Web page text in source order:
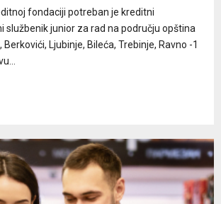
fondaciji potreban je kreditni
službenik junior za rad na području opština
Berkovići, Ljubinje, Bileća, Trebinje, Ravno -1